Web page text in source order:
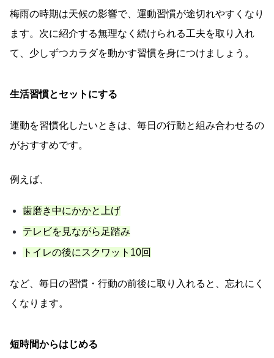
梅雨の時期は天候の影響で、運動習慣が途切れやすくなり
ます。次に紹介する無理なく続けられる工夫を取り入れ
て、少しずつカラダを動かす習慣を身につけましょう。
生活習慣とセットにする
運動を習慣化したいときは、毎日の行動と組み合わせるの
がおすすめです。
例えば、
歯磨き中にかかと上げ
テレビを見ながら足踏み
トイレの後にスクワット10回
など、毎日の習慣・行動の前後に取り入れると、忘れにく
くなります。
短時間からはじめる